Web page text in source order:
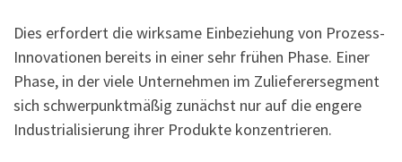
Dies erfordert die wirksame Einbeziehung von Prozess-
Innovationen bereits in einer sehr frühen Phase. Einer
Phase, in der viele Unternehmen im Zulieferersegment
sich schwerpunktmäßig zunächst nur auf die engere
Industrialisierung ihrer Produkte konzentrieren.